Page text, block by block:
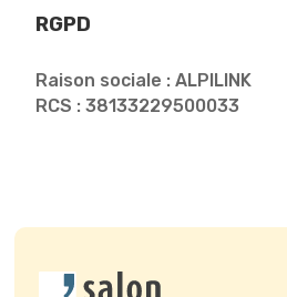
RGPD
Raison sociale : ALPILINK
RCS : 38133229500033